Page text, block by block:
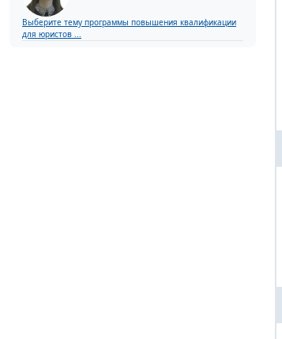
Выберите тему программы повышения квалификации
для юристов ...